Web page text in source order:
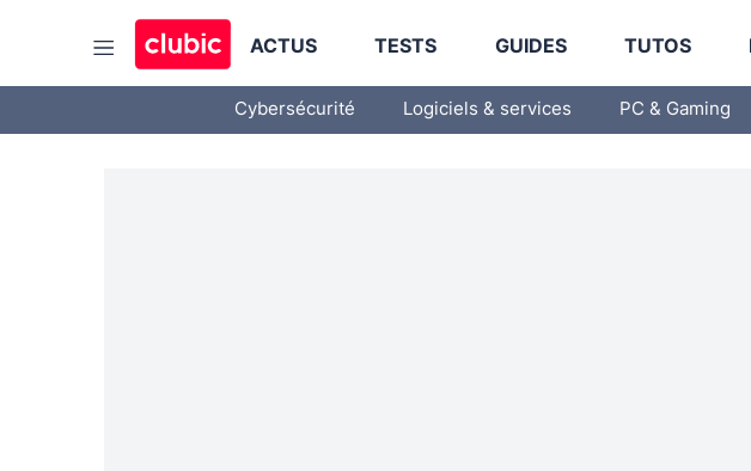
ACTUS TESTS GUIDES TUTOS
Cybersécurité Logiciels & services PC & Gaming